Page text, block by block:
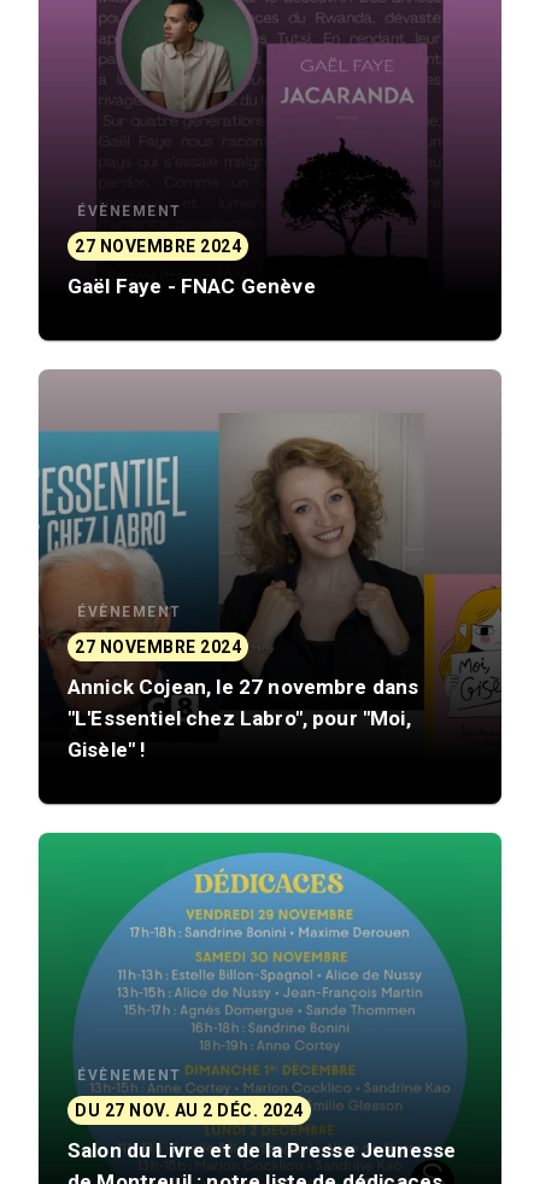
ÉVÈNEMENT
27 NOVEMBRE 2024
Gaël Faye - FNAC Genève
ÉVÈNEMENT
27 NOVEMBRE 2024
Annick Cojean, le 27 novembre dans
"L'Essentiel chez Labro", pour "Moi,
Gisèle" !
ÉVÈNEMENT
DU 27 NOV. AU 2 DÉC. 2024
Salon du Livre et de la Presse Jeunesse